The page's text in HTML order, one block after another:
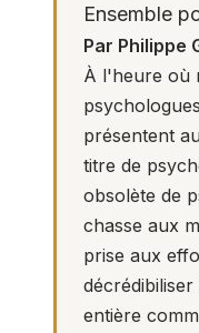
Ensemble
Par Philippe
À l'heure où
présentent
titre de
obsolète de
chasse aux
prise aux
entière